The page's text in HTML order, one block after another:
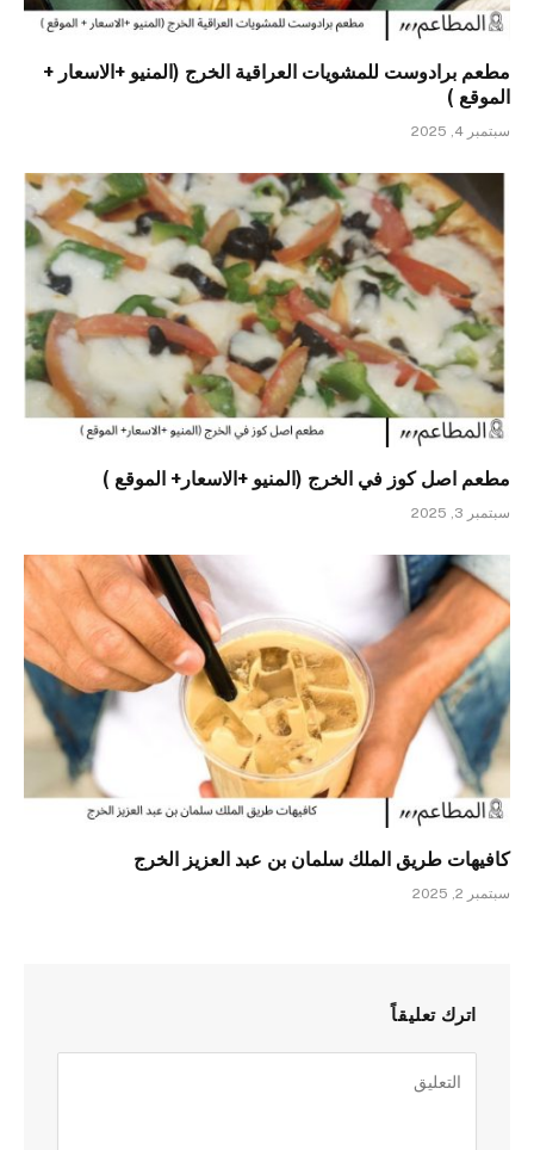
مطعم برادوست للمشويات العراقية الخرج (المنيو +الاسعار +
الموقع )
سبتمبر 4, 2025
مطعم اصل كوز في الخرج (المنيو +الاسعار+ الموقع )
سبتمبر 3, 2025
كافيهات طريق الملك سلمان بن عبد العزيز الخرج
سبتمبر 2, 2025
اترك تعليقاً